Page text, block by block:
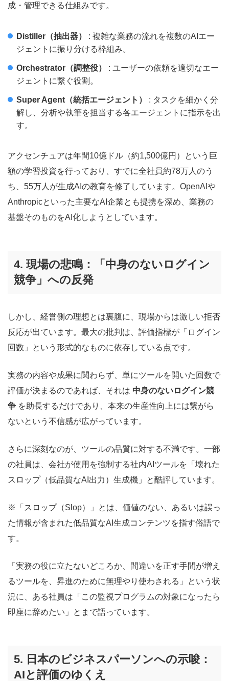
成・管理できる仕組みです。
Distiller（抽出器）
: 複雑な業務の流れを複数のAIエー
ジェントに振り分ける枠組み。
Orchestrator（調整役）
: ユーザーの依頼を適切なエー
ジェントに繋ぐ役割。
Super Agent（統括エージェント）
: タスクを細かく分
解し、分析や執筆を担当する各エージェントに指示を出
す。
アクセンチュアは年間10億ドル（約1,500億円）という巨
額の学習投資を行っており、すでに全社員約78万人のう
ち、55万人が生成AIの教育を修了しています。OpenAIや
Anthropicといった主要なAI企業とも提携を深め、業務の
基盤そのものをAI化しようとしています。
4. 現場の悲鳴：「中身のないログイン
競争」への反発
しかし、経営側の理想とは裏腹に、現場からは激しい拒否
反応が出ています。最大の批判は、評価指標が「ログイン
回数」という形式的なものに依存している点です。
実務の内容や成果に関わらず、単にツールを開いた回数で
評価が決まるのであれば、それは 中身のないログイン競
争 を助長するだけであり、本来の生産性向上には繋がら
ないという不信感が広がっています。
さらに深刻なのが、ツールの品質に対する不満です。一部
の社員は、会社が使用を強制する社内AIツールを「壊れた
スロップ（低品質なAI出力）生成機」と酷評しています。
※「スロップ（Slop）」とは、価値のない、あるいは誤っ
た情報が含まれた低品質なAI生成コンテンツを指す俗語で
す。
「実務の役に立たないどころか、間違いを正す手間が増え
るツールを、昇進のために無理やり使わされる」という状
況に、ある社員は「この監視プログラムの対象になったら
即座に辞めたい」とまで語っています。
5. 日本のビジネスパーソンへの示唆：
AIと評価のゆくえ